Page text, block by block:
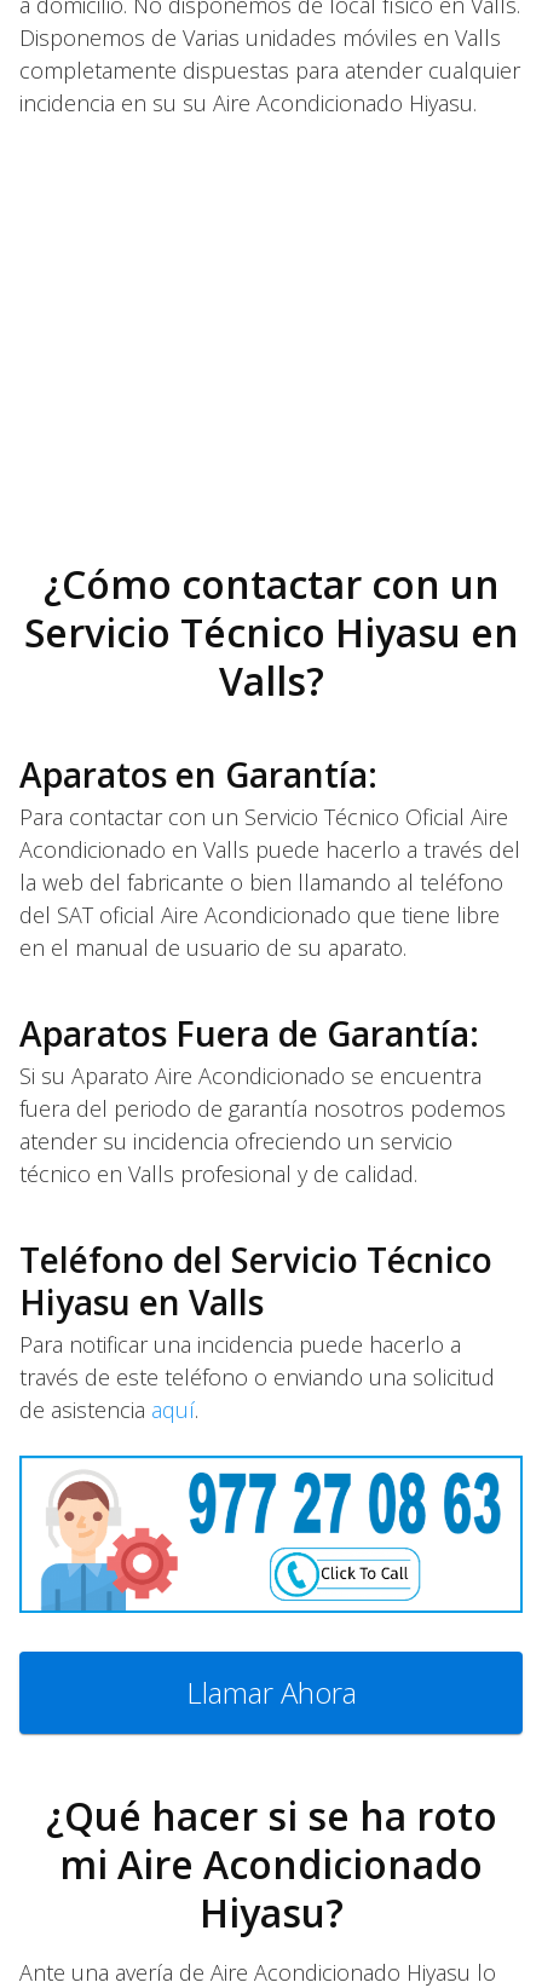
Disponemos de Varias unidades móviles en Valls
completamente dispuestas para atender cualquier
incidencia en su su Aire Acondicionado Hiyasu.
¿Cómo contactar con un
Servicio Técnico Hiyasu en
Valls?
Aparatos en Garantía:
Para contactar con un Servicio Técnico Oficial Aire
Acondicionado en Valls puede hacerlo a través del
la web del fabricante o bien llamando al teléfono
del SAT oficial Aire Acondicionado que tiene libre
en el manual de usuario de su aparato.
Aparatos Fuera de Garantía:
Si su Aparato Aire Acondicionado se encuentra
fuera del periodo de garantía nosotros podemos
atender su incidencia ofreciendo un servicio
técnico en Valls profesional y de calidad.
Teléfono del Servicio Técnico
Hiyasu en Valls
Para notificar una incidencia puede hacerlo a
través de este teléfono o enviando una solicitud
de asistencia aquí.
Llamar Ahora
¿Qué hacer si se ha roto
mi Aire Acondicionado
Hiyasu?
Ante una avería de Aire Acondicionado Hiyasu lo